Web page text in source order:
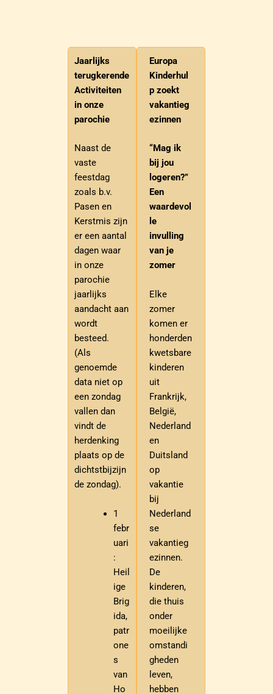
Jaarlijks
terugkerende
Activiteiten
in onze
parochie
Naast de
vaste
feestdag
zoals b.v.
Pasen en
Kerstmis zijn
er een aantal
dagen waar
in onze
parochie
jaarlijks
aandacht aan
wordt
besteed.
(Als
genoemde
data niet op
een zondag
vallen dan
vindt de
herdenking
plaats op de
dichtstbijzijn
de zondag).
1
febr
uari
:
Heil
ige
Brig
ida,
patr
one
s
van
Ho
Europa
Kinderhul
p zoekt
vakantieg
ezinnen
“Mag ik
bij jou
logeren?”
Een
waardevol
le
invulling
van je
zomer
Elke
zomer
komen er
honderden
kwetsbare
kinderen
uit
Frankrijk,
België,
Nederland
en
Duitsland
op
vakantie
bij
Nederland
se
vakantieg
ezinnen.
De
kinderen,
die thuis
onder
moeilijke
omstandi
gheden
leven,
hebben